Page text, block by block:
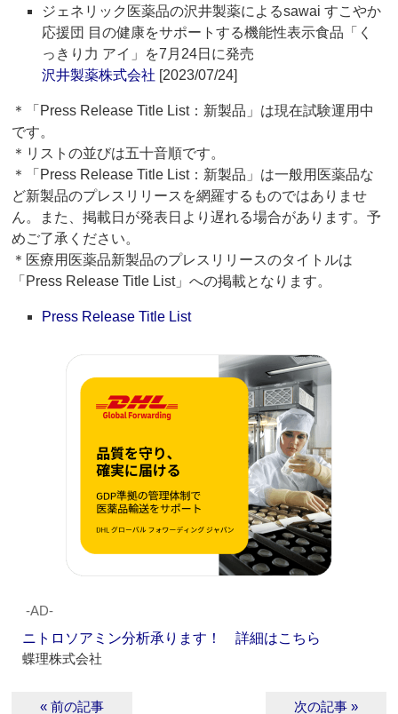
ジェネリック医薬品の沢井製薬によるsawai すこやか
応援団 目の健康をサポートする機能性表示食品「く
っきり力 アイ」を7月24日に発売
沢井製薬株式会社 [2023/07/24]
＊「Press Release Title List：新製品」は現在試験運用中
です。
＊リストの並びは五十音順です。
＊「Press Release Title List：新製品」は一般用医薬品な
ど新製品のプレスリリースを網羅するものではありませ
ん。また、掲載日が発表日より遅れる場合があります。予
めご了承ください。
＊医療用医薬品新製品のプレスリリースのタイトルは
「Press Release Title List」への掲載となります。
Press Release Title List
‐AD‐
ニトロソアミン分析承ります！ 詳細はこちら
蝶理株式会社
« 前の記事 次の記事 »